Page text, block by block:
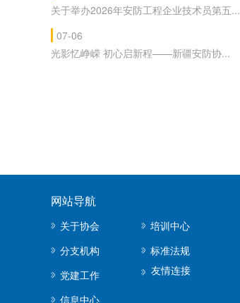
关于举办2026年安防工程企业技术员第五...
07-06
光影忆峥嵘 初心启新程——新疆安防协...
网站导航
关于协会
分支机构
党建工作
信息中心
培训中心
标准法规